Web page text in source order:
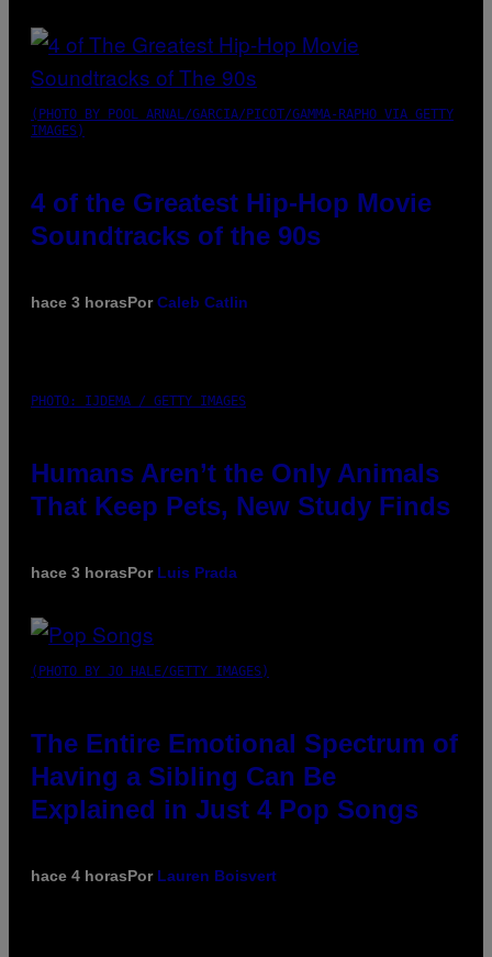
(PHOTO BY POOL ARNAL/GARCIA/PICOT/GAMMA-RAPHO VIA GETTY
IMAGES)
4 of the Greatest Hip-Hop Movie
Soundtracks of the 90s
hace 3 horasPorCaleb Catlin
PHOTO: IJDEMA / GETTY IMAGES
Humans Aren’t the Only Animals
That Keep Pets, New Study Finds
hace 3 horasPor Luis Prada
(PHOTO BY JO HALE/GETTY IMAGES)
The Entire Emotional Spectrum of
Having a Sibling Can Be
Explained in Just 4 Pop Songs
hace 4 horasPor Lauren Boisvert